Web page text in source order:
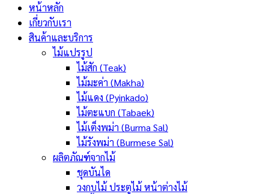
หน้าหลัก
เกี่ยวกับเรา
สินค้าและบริการ
ไม้แปรรูป
ไม้สัก (Teak)
ไม้มะค่า (Makha)
ไม้แดง (Pyinkado)
ไม้ตะแบก (Tabaek)
ไม้เต็งพม่า (Burma Sal)
ไม้รังพม่า (Burmese Sal)
ผลิตภัณฑ์จากไม้
ชุดบันได
วงกบไม้ ประตูไม้ หน้าต่างไม้